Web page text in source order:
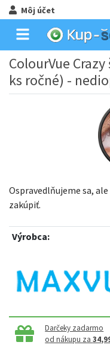
Môj účet
ColourVue
ks ročné) -
Ospravedlňujeme sa,
zakúpiť.
Výrobca:
Darčeky zadarmo
od nákupu za